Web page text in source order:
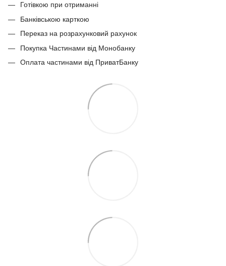
Готівкою при отриманні
Банківською карткою
Переказ на розрахунковий рахунок
Покупка Частинами від Монобанку
Оплата частинами від ПриватБанку